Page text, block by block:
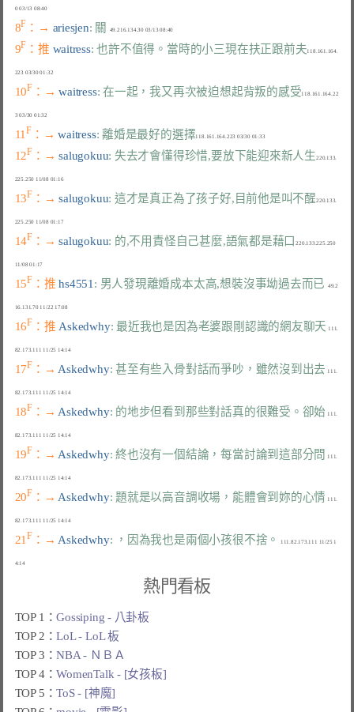
0 03/13 08:40
8F ：→ ariesjen: 關
9F ：推 waitress: 也許不值得。當時的小三現在扶正跟前夫118.161.164.
10F ：→ waitress: 在一起，我又再次被迫想起背叛的感受118.161.164.22
11F ：→ waitress: 離婚是最好的選擇 118.161.164.223 03/30 01:33
12F ：→ salugokuu: 失去才會懂得珍惜,要放下能迎來新人生220.133.
225.250 11/08 01:16
13F ：→ salugokuu: 這才是真正為了孩子好,目前他是叫不醒220.133.
225.250 11/08 01:17
14F ：→ salugokuu: 的,不用責怪自己甚麼,語氣都是藉口220.133.225.250
15F ：推 hs4551 : 男人發現離婚成本太高,想裝沒事坳過去而已
  49.2
16F ：推 Askedwhy: 最近我也是因為老婆跟剛認識的網友聊天 111.
82.173.111 11/25 14:14
17F ：→ Askedwhy: 甚至有些入骨對話而爭吵，雖然沒到出去 111.
82.173.111 11/25 14:14
18F ：→ Askedwhy: 的地步但看到那些對話真的很難受。卻始 111.
82.173.111 11/25 14:14
19F ：→ Askedwhy: 終也沒有一個結論，每當討論到這部分問 111.
82.173.111 11/25 14:14
20F ：→ Askedwhy: 題就是以高音調收場，能體會到妳的心情 111.
82.173.111 11/25 14:14
21F ：→ Askedwhy: ，因為我也是兩個小孩很不捨。 111.82.173.111 11/25 1
4:14
熱門看板
TOP 1：Gossiping - 八卦板
TOP 2：LoL - LoL 板
TOP 3：NBA - ＮＢＡ
TOP 4：WomenTalk - [女孩板]
TOP 5：ToS - [神魔]